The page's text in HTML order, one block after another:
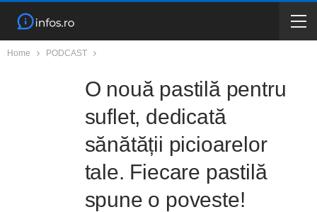
Home PODCAST
O nouă pastilă pentru
suflet, dedicată
sănătății picioarelor
tale. Fiecare pastilă
spune o poveste!